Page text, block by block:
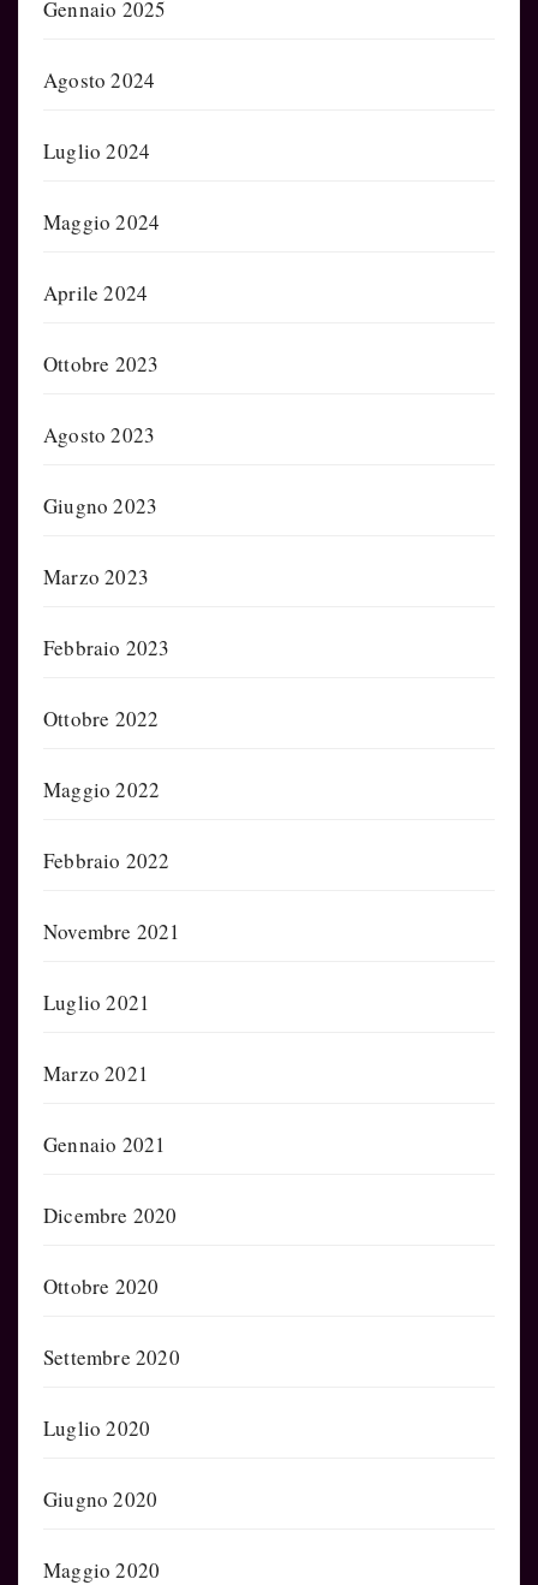
Gennaio 2025
Agosto 2024
Luglio 2024
Maggio 2024
Aprile 2024
Ottobre 2023
Agosto 2023
Giugno 2023
Marzo 2023
Febbraio 2023
Ottobre 2022
Maggio 2022
Febbraio 2022
Novembre 2021
Luglio 2021
Marzo 2021
Gennaio 2021
Dicembre 2020
Ottobre 2020
Settembre 2020
Luglio 2020
Giugno 2020
Maggio 2020